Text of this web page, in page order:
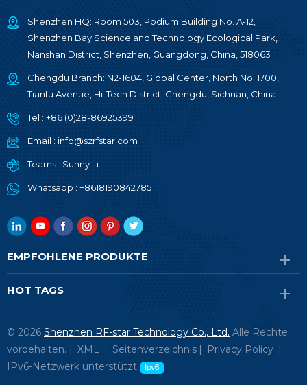
Shenzhen HQ: Room 503, Podium Building No. A-12,
Shenzhen Bay Science and Technology Ecological Park,
Nanshan District, Shenzhen, Guangdong, China, 518063
Chengdu Branch: N2-1604, Global Center, North No. 1700,
Tianfu Avenue, Hi-Tech District, Chengdu, Sichuan, China
Tel : +86 (0)28-86925399
Email : info@szrfstar.com
Teams : Sunny Li
Whatsapp : +8618190842785
EMPFOHLENE PRODUKTE
HOT TAGS
© 2026 Shenzhen RF-star Technology Co., Ltd. Alle Rechte
vorbehalten. | XML | Seitenverzeichnis | Privacy Policy |
IPv6-Netzwerk unterstützt